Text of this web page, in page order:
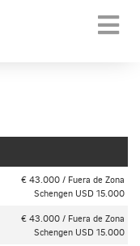
€ 43.000 / Fuera de Zona
Schengen USD 15.000
€ 43.000 / Fuera de Zona
Schengen USD 15.000